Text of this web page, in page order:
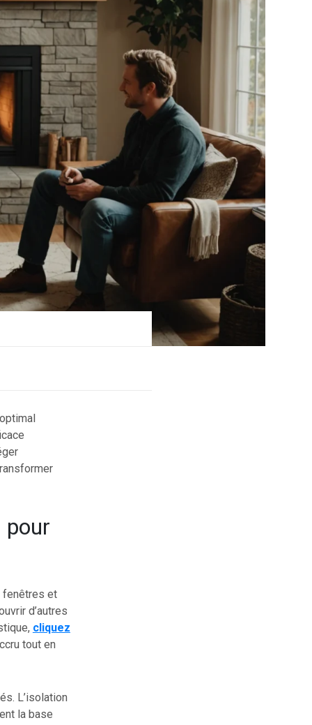
pour
fenêtres et
d’autres
cliquez
tout en
L’isolation
la base